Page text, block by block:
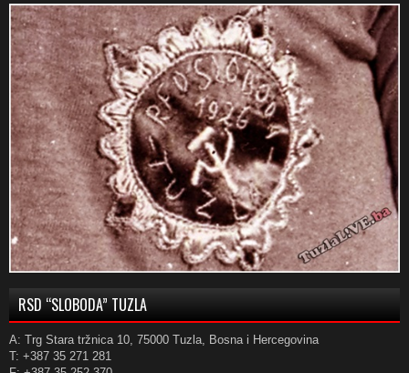
RSD “SLOBODA” TUZLA
A: Trg Stara tržnica 10, 75000 Tuzla, Bosna i Hercegovina
T: +387 35 271 281